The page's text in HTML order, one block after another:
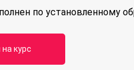
по установленному
курс